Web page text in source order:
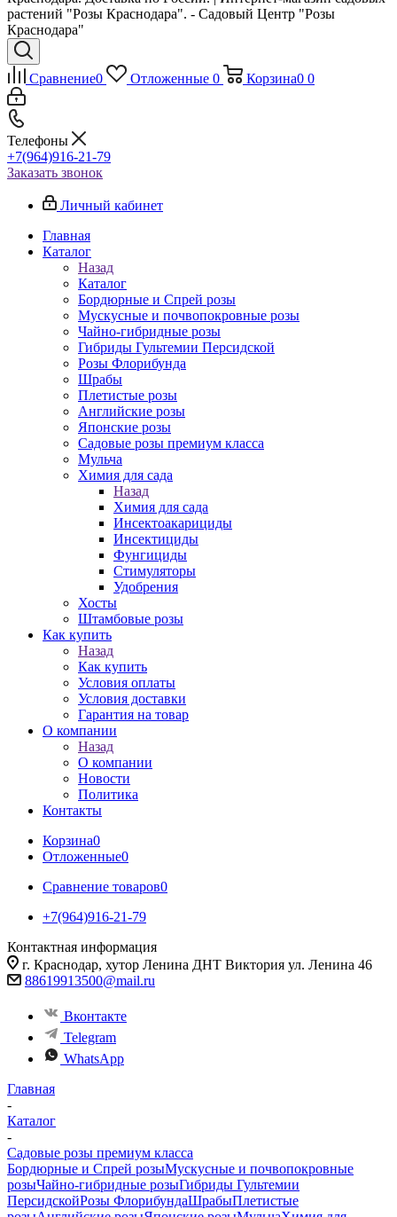
растений "Розы Краснодара". - Садовый Центр "Розы
Краснодара"
Сравнение0 Отложенные 0 Корзина0 0
Телефоны
+7(964)916-21-79
Заказать звонок
Личный кабинет
Главная
Каталог
Назад
Каталог
Бордюрные и Спрей розы
Мускусные и почвопокровные розы
Чайно-гибридные розы
Гибриды Гультемии Персидской
Розы Флорибунда
Шрабы
Плетистые розы
Английские розы
Японские розы
Садовые розы премиум класса
Мульча
Химия для сада
Назад
Химия для сада
Инсектоакарициды
Инсектициды
Фунгициды
Стимуляторы
Удобрения
Хосты
Штамбовые розы
Как купить
Назад
Как купить
Условия оплаты
Условия доставки
Гарантия на товар
О компании
Назад
О компании
Новости
Политика
Контакты
Корзина0
Отложенные0
Сравнение товаров0
+7(964)916-21-79
Контактная информация
г. Краснодар, хутор Ленина ДНТ Виктория ул. Ленина 46
88619913500@mail.ru
Вконтакте
Telegram
WhatsApp
Главная
-
Каталог
-
Садовые розы премиум класса
Бордюрные и Спрей розыМускусные и почвопокровные
розыЧайно-гибридные розыГибриды Гультемии
ПерсидскойРозы ФлорибундаШрабыПлетистые